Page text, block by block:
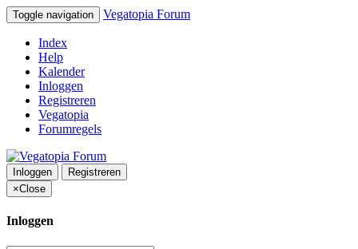
Toggle navigation Vegatopia Forum
Index
Help
Kalender
Inloggen
Registreren
Vegatopia
Forumregels
Inloggen
Registreren
×Close
Inloggen